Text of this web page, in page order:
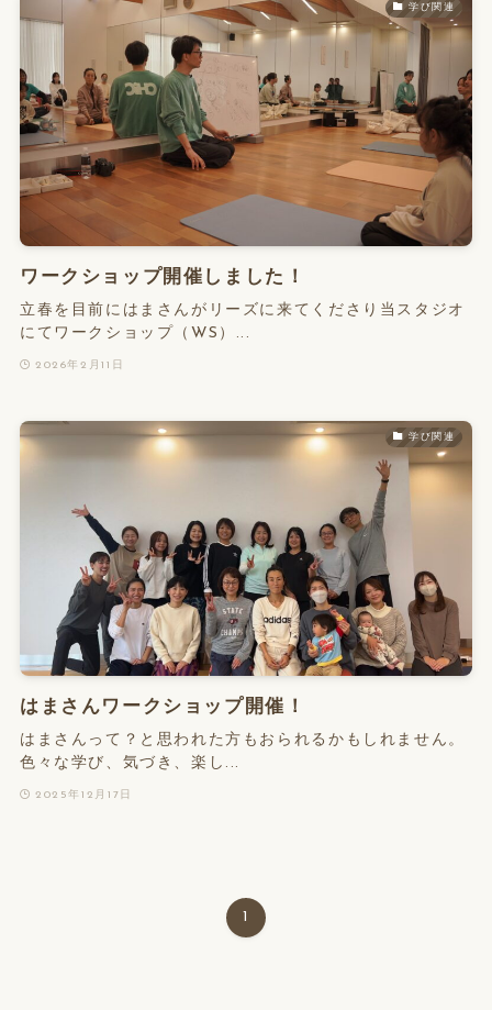
学び関連
ワークショップ開催しました！
立春を目前にはまさんがリーズに来てくださり当スタジオ
にてワークショップ（WS）...
2026年2月11日
学び関連
はまさんワークショップ開催！
はまさんって？と思われた方もおられるかもしれません。
色々な学び、気づき、楽し...
2025年12月17日
1